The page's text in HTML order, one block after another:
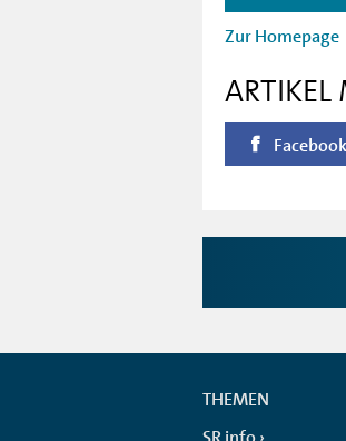
Zur Homepage
ARTIKEL
Facebook
THEMEN